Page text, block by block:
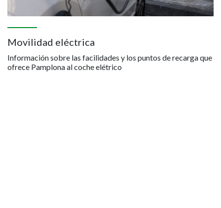
Movilidad eléctrica
Información sobre las facilidades y los puntos de recarga que
ofrece Pamplona al coche elétrico